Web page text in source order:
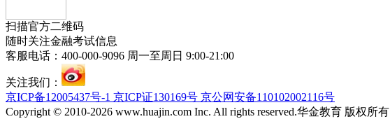
扫描官方二维码
随时关注金融考试信息
客服电话：400-000-9096 周一至周日 9:00-21:00
关注我们：
京ICP备12005437号-1 京ICP证130169号 京公网安备110102002116号
Copyright © 2010-2026 www.huajin.com Inc. All rights reserved.华金教育 版权所有